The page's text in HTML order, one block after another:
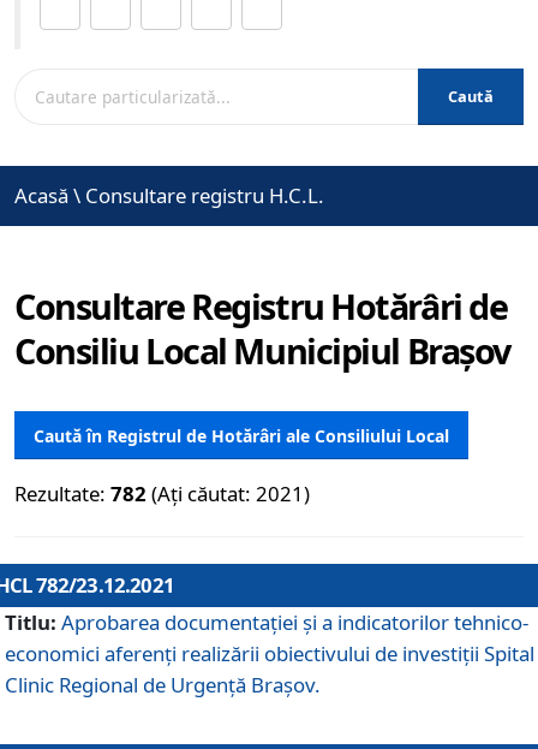
Caută
Acasă \ Consultare registru H.C.L.
Consultare Registru Hotărâri de
Consiliu Local Municipiul Brașov
Caută în Registrul de Hotărâri ale Consiliului Local
Rezultate: 782 (Ați căutat: 2021)
782/23.12.2021
Titlu: Aprobarea documentației și a indicatorilor tehnico-
economici aferenți realizării obiectivului de investiții Spital
Clinic Regional de Urgență Brașov.